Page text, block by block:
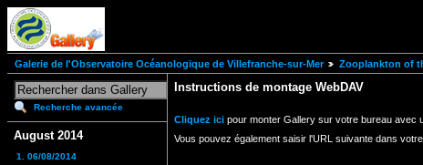
Galerie de l'Observatoire Océanologique de Villefranche-sur-Mer Zooplankton of
Recherche avancée
August 2014
1. 06/08/2014
Instructions de montage WebDAV
Cliquez ici pour monter Gallery sur votre bureau avec
Vous pouvez également saisir l'URL suivante dans